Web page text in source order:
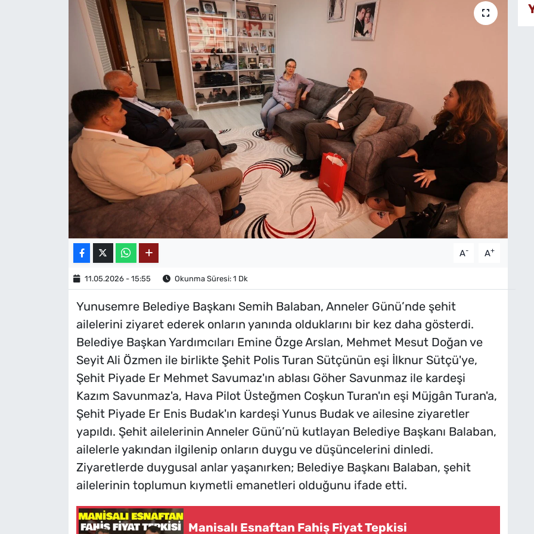
A- A+
11.05.2026 - 15:55 Okunma Süresi: 1 Dk
Yunusemre Belediye Başkanı Semih Balaban, Anneler Günü’nde şehit
ailelerini ziyaret ederek onların yanında olduklarını bir kez daha gösterdi.
Belediye Başkan Yardımcıları Emine Özge Arslan, Mehmet Mesut Doğan ve
Seyit Ali Özmen ile birlikte Şehit Polis Turan Sütçünün eşi İlknur Sütçü'ye,
Şehit Piyade Er Mehmet Savumaz'ın ablası Göher Savunmaz ile kardeşi
Kazım Savunmaz'a, Hava Pilot Üsteğmen Coşkun Turan'ın eşi Müjgân Turan'a,
Şehit Piyade Er Enis Budak'ın kardeşi Yunus Budak ve ailesine ziyaretler
yapıldı. Şehit ailelerinin Anneler Günü’nü kutlayan Belediye Başkanı Balaban,
ailelerle yakından ilgilenip onların duygu ve düşüncelerini dinledi.
Ziyaretlerde duygusal anlar yaşanırken; Belediye Başkanı Balaban, şehit
ailelerinin toplumun kıymetli emanetleri olduğunu ifade etti.
Manisalı Esnaftan Fahiş Fiyat Tepkisi